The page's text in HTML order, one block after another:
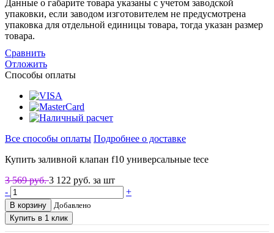
Данные о габарите товара указаны с учетом заводской
упаковки, если заводом изготовителем не предусмотрена
упаковка для отдельной единицы товара, тогда указан размер
товара.
Сравнить
Отложить
Способы оплаты
Все способы оплаты Подробнее о доставке
Купить заливной клапан f10 универсальные tece
3 569 руб.3 122 руб. за шт
-
+
В корзину
Добавлено
Купить в 1 клик